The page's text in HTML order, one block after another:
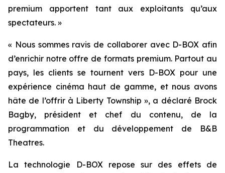
premium apportent tant aux exploitants qu’aux
spectateurs. »
« Nous sommes ravis de collaborer avec D-BOX afin
d’enrichir notre offre de formats premium. Partout au
pays, les clients se tournent vers D-BOX pour une
expérience cinéma haut de gamme, et nous avons
hâte de l’offrir à Liberty Township », a déclaré Brock
Bagby, président et chef du contenu, de la
programmation et du développement de B&B
Theatres.
La technologie D-BOX repose sur des effets de